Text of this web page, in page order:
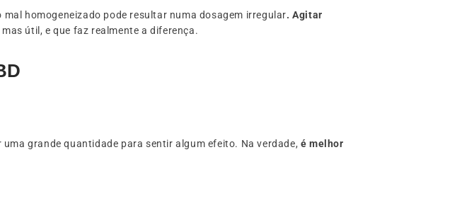
homogeneizado pode resultar numa dosagem irregular. Agitar
útil, e que faz realmente a diferença.
grande quantidade para sentir algum efeito. Na verdade, é melhor